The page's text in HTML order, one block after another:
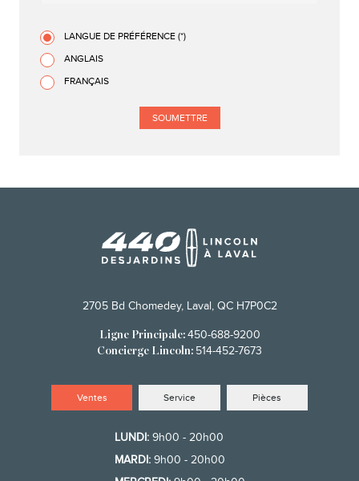
LANGUE DE PRÉFÉRENCE (*)
ANGLAIS
FRANÇAIS
2705 Bd Chomedey, Laval, QC H7P0C2
Ligne Principale: 450-688-9200
Concierge Lincoln: 514-452-7673
Ventes Service Pièces
LUNDI: 9h00 - 20h00
MARDI: 9h00 - 20h00